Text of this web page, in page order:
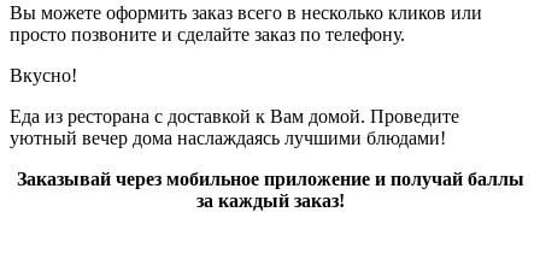
Вы можете оформить заказ всего в несколько кликов или
просто позвоните и сделайте заказ по телефону.
Вкусно!
Еда из ресторана с доставкой к Вам домой. Проведите
уютный вечер дома наслаждаясь лучшими блюдами!
Заказывай через мобильное приложение и получай баллы
за каждый заказ!